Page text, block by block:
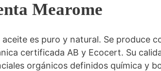
Mearome
aceite es puro y natural. Se produce
certificada AB y Ecocert. Su
orgánicos definidos química y